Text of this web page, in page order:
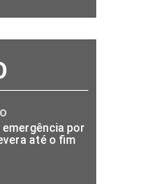
por
até o fim